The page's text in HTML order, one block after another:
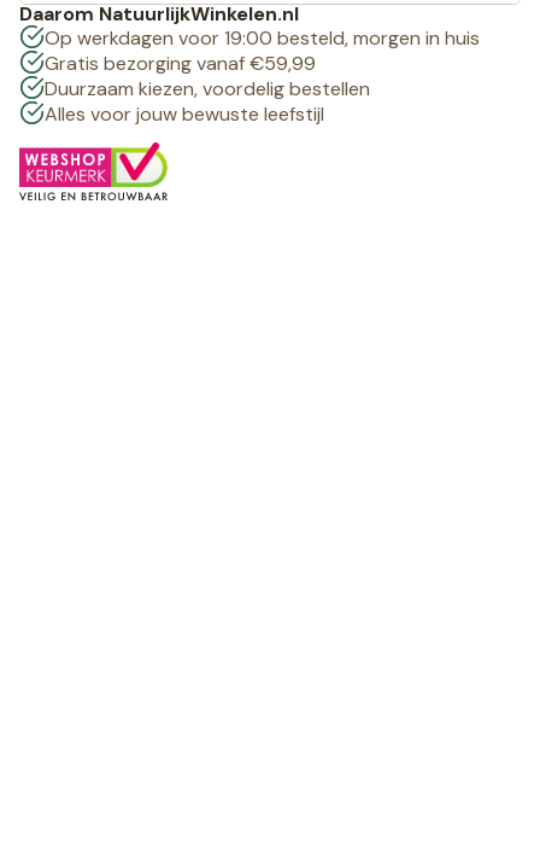
Daarom NatuurlijkWinkelen.nl
Op werkdagen voor 19:00 besteld, morgen in huis
Gratis bezorging vanaf €59,99
Duurzaam kiezen, voordelig bestellen
Alles voor jouw bewuste leefstijl